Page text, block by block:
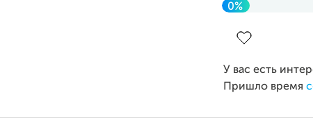
0%
У вас есть
Пришло время